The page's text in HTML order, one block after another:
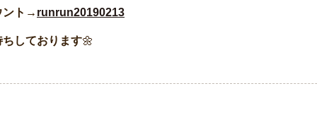
ント→ runrun20190213
しております🌼